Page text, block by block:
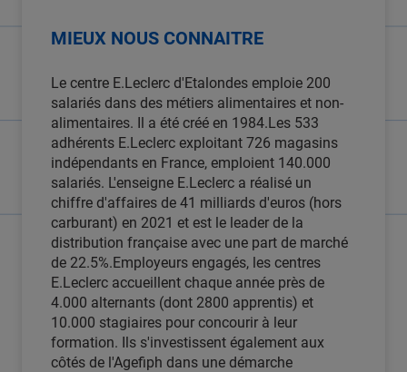
MIEUX NOUS CONNAITRE
Le centre E.Leclerc d'Etalondes emploie 200
salariés dans des métiers alimentaires et non-
alimentaires. Il a été créé en 1984.Les 533
adhérents E.Leclerc exploitant 726 magasins
indépendants en France, emploient 140.000
salariés. L'enseigne E.Leclerc a réalisé un
chiffre d'affaires de 41 milliards d'euros (hors
carburant) en 2021 et est le leader de la
distribution française avec une part de marché
de 22.5%.Employeurs engagés, les centres
E.Leclerc accueillent chaque année près de
4.000 alternants (dont 2800 apprentis) et
10.000 stagiaires pour concourir à leur
formation. Ils s'investissent également aux
côtés de l'Agefiph dans une démarche